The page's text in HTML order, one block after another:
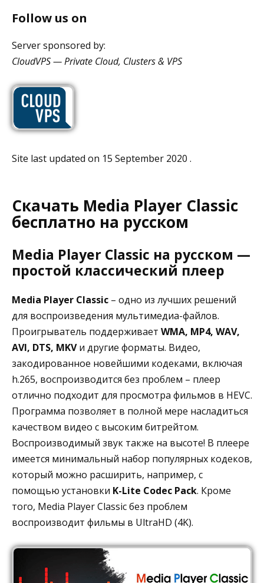
Follow us on
Server sponsored by:
CloudVPS — Private Cloud, Clusters & VPS
Site last updated on 15 September 2020 .
Скачать Media Player Classic
бесплатно на русском
Media Player Classic на русском —
простой классический плеер
Media Player Classic – одно из лучших решений
для воспроизведения мультимедиа-файлов.
Проигрыватель поддерживает WMA, MP4, WAV,
AVI, DTS, MKVи другие форматы. Видео,
закодированное новейшими кодеками, включая
h.265, воспроизводится без проблем – плеер
отлично подходит для просмотра фильмов в HEVC.
Программа позволяет в полной мере насладиться
качеством видео с высоким битрейтом.
Воспроизводимый звук также на высоте! В плеере
имеется минимальный набор популярных кодеков,
который можно расширить, например, с
помощью установки K-Lite Codec Pack. Кроме
того, Media Player Classic без проблем
воспроизводит фильмы в UltraHD (4K).